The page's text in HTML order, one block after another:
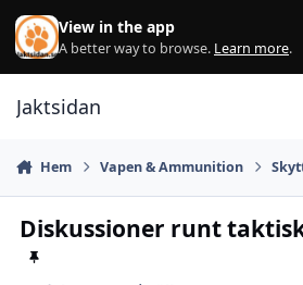
Hoppa till innehåll
View in the app
A better way to browse. Learn more.
Jaktsidan
Hem Vapen & Ammunition
Diskussioner runt